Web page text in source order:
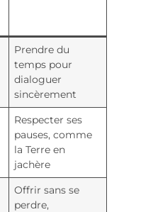
Prendre du
temps pour
dialoguer
sincèrement
Respecter ses
pauses, comme
la Terre en
jachère
Offrir sans se
perdre,